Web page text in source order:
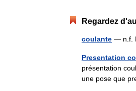
Regardez
coulante — n.f.
Presentation
présentation
une pose que